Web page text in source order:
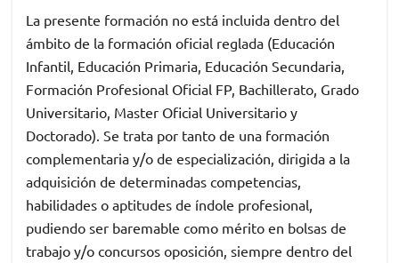
La presente formación no está incluida dentro del
ámbito de la formación oficial reglada (Educación
Infantil, Educación Primaria, Educación Secundaria,
Formación Profesional Oficial FP, Bachillerato, Grado
Universitario, Master Oficial Universitario y
Doctorado). Se trata por tanto de una formación
complementaria y/o de especialización, dirigida a la
adquisición de determinadas competencias,
habilidades o aptitudes de índole profesional,
pudiendo ser baremable como mérito en bolsas de
trabajo y/o concursos oposición, siempre dentro del